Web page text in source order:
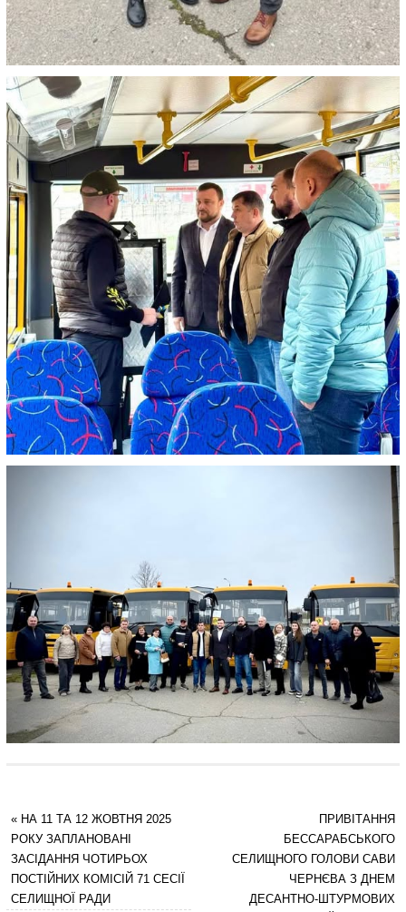
«НА 11 ТА 12 ЖОВТНЯ 2025
РОКУ ЗАПЛАНОВАНІ
ЗАСІДАННЯ ЧОТИРЬОХ
ПОСТІЙНИХ КОМІСІЙ 71 СЕСІЇ
СЕЛИЩНОЇ РАДИ
ПРИВІТАННЯ
БЕССАРАБСЬКОГО
СЕЛИЩНОГО ГОЛОВИ САВИ
ЧЕРНЄВА З ДНЕМ
ДЕСАНТНО-ШТУРМОВИХ